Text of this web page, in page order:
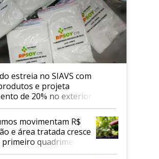
estreia no SIAVS com
e projeta
de 20% no exterior
movimentam R$
e área tratada cresce
primeiro quadrimestre